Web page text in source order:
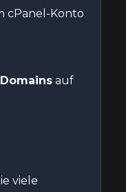
cPanel-Konto
Domains auf
viele